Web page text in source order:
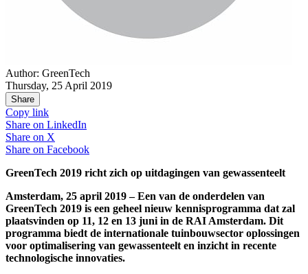
Author: GreenTech
Thursday, 25 April 2019
Share
Copy link
Share on LinkedIn
Share on X
Share on Facebook
GreenTech 2019 richt zich op uitdagingen van gewassenteelt
Amsterdam, 25 april 2019 – Een van de onderdelen van
GreenTech 2019 is een geheel nieuw kennisprogramma dat zal
plaatsvinden op 11, 12 en 13 juni in de RAI Amsterdam. Dit
programma biedt de internationale tuinbouwsector oplossingen
voor optimalisering van gewassenteelt en inzicht in recente
technologische innovaties.